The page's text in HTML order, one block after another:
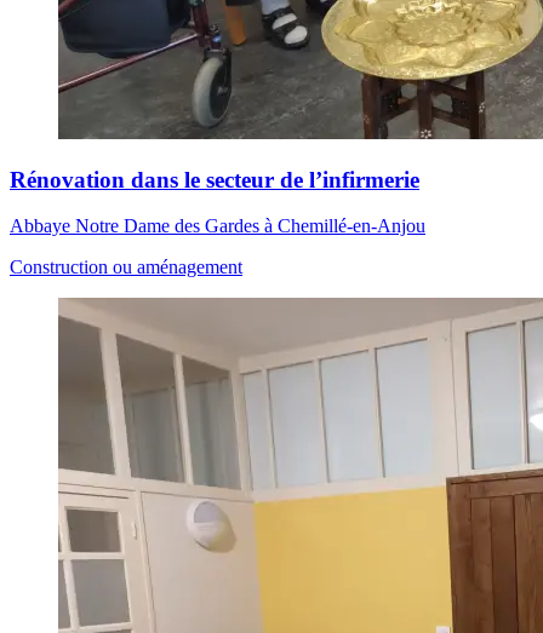
Rénovation dans le secteur de l’infirmerie
Abbaye Notre Dame des Gardes à Chemillé-en-Anjou
Construction ou aménagement